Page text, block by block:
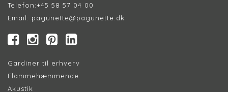
Telefon:+45 58 57 04 00
Email: pagunette@pagunette.dk
Gardiner til erhverv
Flammehæmmende
Akustik